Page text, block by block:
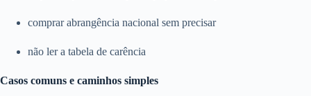
comprar abrangência nacional sem precisar
não ler a tabela de carência
Casos comuns e caminhos simples